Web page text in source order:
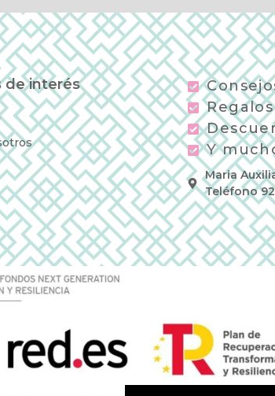
de interés
Regalos
Y
Maria
Teléfono